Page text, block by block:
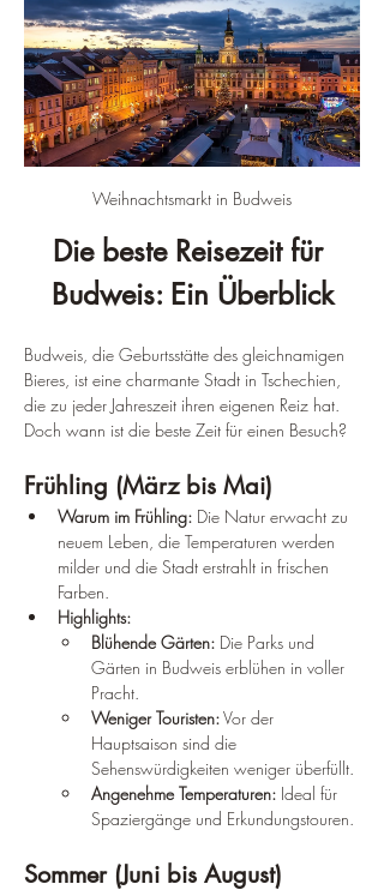
Weihnachtsmarkt in Budweis
Die beste Reisezeit für
Budweis: Ein Überblick
Budweis, die Geburtsstätte des gleichnamigen
Bieres, ist eine charmante Stadt in Tschechien,
die zu jeder Jahreszeit ihren eigenen Reiz hat.
Doch wann ist die beste Zeit für einen Besuch?
Frühling (März bis Mai)
Warum im Frühling: Die Natur erwacht zu
neuem Leben, die Temperaturen werden
milder und die Stadt erstrahlt in frischen
Farben.
Highlights:
Blühende Gärten: Die Parks und
Gärten in Budweis erblühen in voller
Pracht.
Weniger Touristen: Vor der
Hauptsaison sind die
Sehenswürdigkeiten weniger überfüllt.
Angenehme Temperaturen: Ideal für
Spaziergänge und Erkundungstouren.
Sommer (Juni bis August)